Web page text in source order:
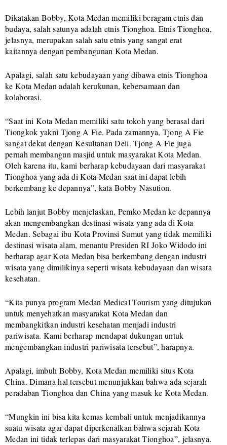
Dikatakan Bobby, Kota Medan memiliki beragam etnis dan
budaya, salah satunya adalah etnis Tionghoa. Etnis Tionghoa,
jelasnya, merupakan salah satu etnis yang sangat erat
kaitannya dengan pembangunan Kota Medan.
Apalagi, salah satu kebudayaan yang dibawa etnis Tionghoa
ke Kota Medan adalah kerukunan, kebersamaan dan
kolaborasi.
“Saat ini Kota Medan memiliki satu tokoh yang berasal dari
Tiongkok yakni Tjong A Fie. Pada zamannya, Tjong A Fie
sangat dekat dengan Kesultanan Deli. Tjong A Fie juga
pernah membangun masjid untuk masyarakat Kota Medan.
Oleh karena itu, kami berharap kebudayaan dari masyarakat
Tionghoa yang ada di Kota Medan saat ini dapat lebih
berkembang ke depannya”, kata Bobby Nasution.
Lebih lanjut Bobby menjelaskan, Pemko Medan ke depannya
akan mengembangkan destinasi wisata yang ada di Kota
Medan. Sebagai ibu Kota Provinsi Sumut yang tidak memiliki
destinasi wisata alam, menantu Presiden RI Joko Widodo ini
berharap agar Kota Medan bisa berkembang dengan industri
wisata yang dimilikinya seperti wisata kebudayaan dan wisata
kesehatan.
“Kita punya program Medan Medical Tourism yang ditujukan
untuk menyehatkan masyarakat Kota Medan dan
membangkitkan industri kesehatan menjadi industri
pariwisata. Kami berharap mendapat dukungan untuk
mengembangkan industri pariwisata tersebut”, harapnya.
Apalagi, imbuh Bobby, Kota Medan memiliki situs Kota
China. Dimana hal tersebut menunjukkan bahwa ada sejarah
peradaban Tionghoa dan China yang masuk ke Kota Medan.
“Mungkin ini bisa kita kemas kembali untuk menjadikannya
suatu wisata agar dapat diperkenalkan bahwa sejarah Kota
Medan ini tidak terlepas dari masyarakat Tionghoa”, jelasnya.